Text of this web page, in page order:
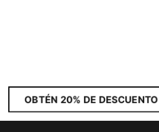
OBTÉN 20% DE DESCUENTO